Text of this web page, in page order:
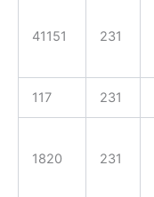
41151 231
117 231
1820 231